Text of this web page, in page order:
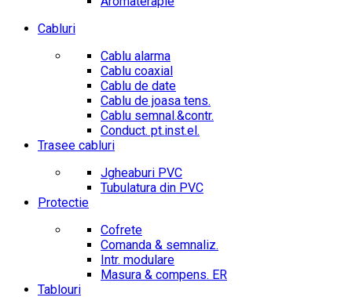
Cabluri
Cablu alarma
Cablu coaxial
Cablu de date
Cablu de joasa tens.
Cablu semnal.&contr.
Conduct. pt.inst.el.
Trasee cabluri
Jgheaburi PVC
Tubulatura din PVC
Protectie
Cofrete
Comanda & semnaliz.
Intr. modulare
Masura & compens. ER
Tablouri